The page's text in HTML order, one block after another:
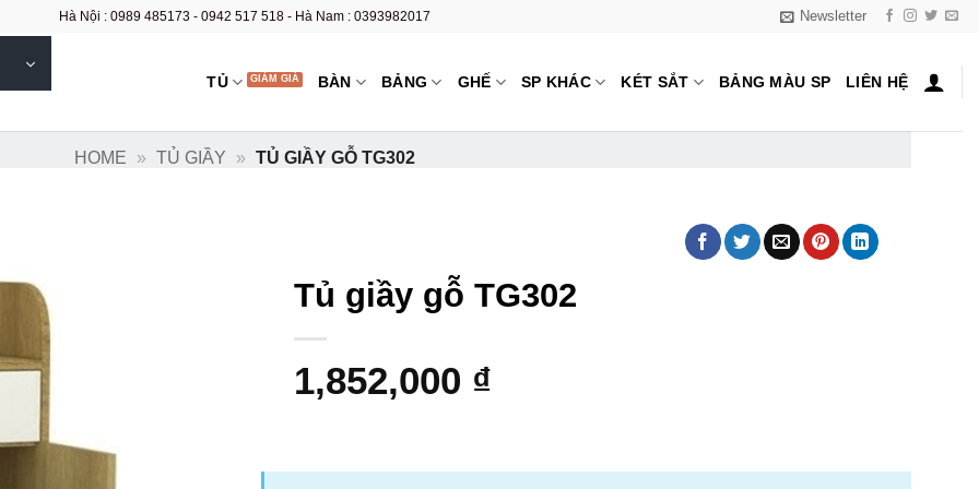
Hà Nội : 0989 485173 - 0942 517 518 - Hà Nam : 0393982017 Newsletter
TỦ BÀN BẢNG GHẾ SP KHÁC KÉT SẮT BẢNG MÀU SP LIÊN HỆ
HOME » TỦ GIẦY » TỦ GIẦY GỖ TG302
Tủ giầy gỗ TG302
1,852,000 ₫